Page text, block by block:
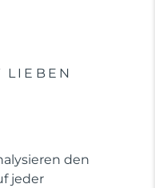
LIEBEN
den
jeder